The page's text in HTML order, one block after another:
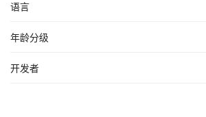
语言
年龄分级
开发者